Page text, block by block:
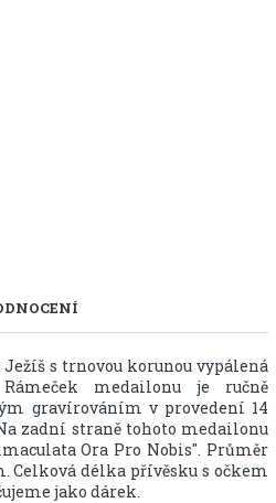
s trnovou korunou vypálená
medailonu je ručně
gravírováním v provedení 14
zadní straně tohoto medailonu
Ora Pro Nobis". Průměr
délka přívěsku s očkem
jako dárek.